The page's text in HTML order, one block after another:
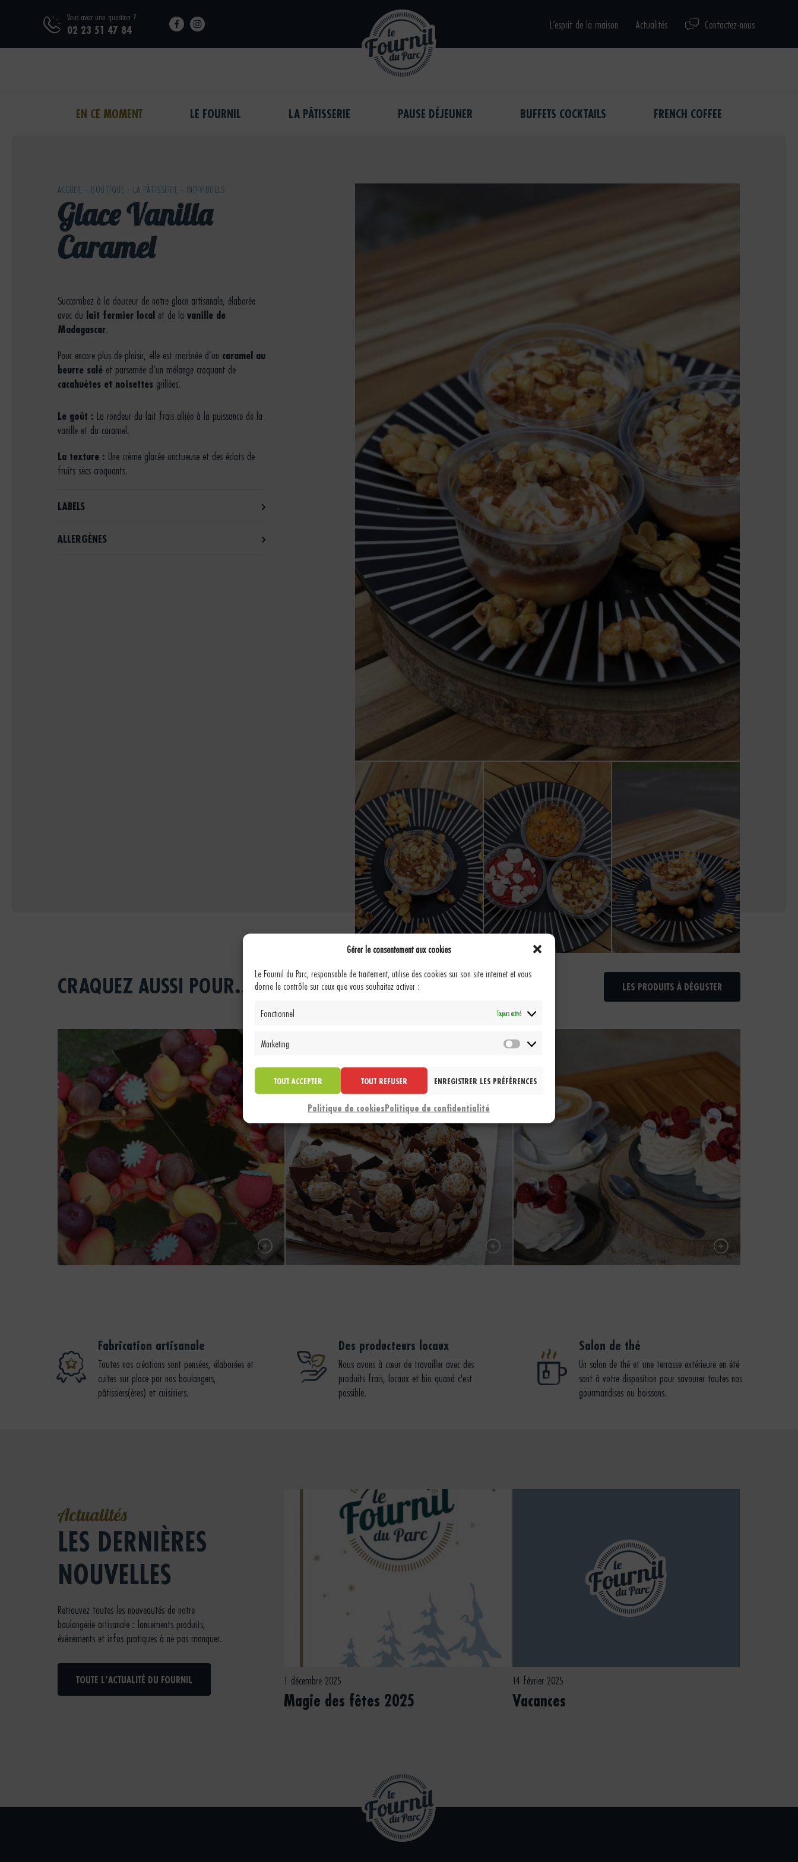
Gérer le consentement aux cookies
Le Fournil du Parc, responsable de traitement, utilise des cookies sur son site internet et vous
donne le contrôle sur ceux que vous souhaitez activer :
Fonctionnel
Toujours activé
Marketing Marketing
TOUT ACCEPTER TOUT REFUSER ENREGISTRER LES PRÉFÉRENCES
Politique de cookiesPolitique de confidentialité
Vous avez une question ?
02 23 51 47 84 L’esprit de la maison Actualités Contactez-nous
EN CE MOMENT LE FOURNIL LA PÂTISSERIE PAUSE DÉJEUNER BUFFETS COCKTAILS FRENCH COFFEE
ACCUEIL - BOUTIQUE - LA PÂTISSERIE - INDIVIDUELS
Glace Vanilla
Caramel
Succombez à la douceur de notre glace artisanale, élaborée
avec du lait fermier local et de la vanille de
Madagascar.
Pour encore plus de plaisir, elle est marbrée d’un caramel au
beurre salé et parsemée d’un mélange croquant de
cacahuètes et noisettes grillées.
Le goût : La rondeur du lait frais alliée à la puissance de la
vanille et du caramel.
La texture : Une crème glacée onctueuse et des éclats de
fruits secs croquants.
LABELS
ALLERGÈNES
CRAQUEZ AUSSI POUR... LES PRODUITS À DÉGUSTER
Fabrication artisanale
Toutes nos créations sont pensées, élaborées et
cuites sur place par nos boulangers,
pâtissiers(ères) et cuisiniers.
Des producteurs locaux
Nous avons à cœur de travailler avec des
produits frais, locaux et bio quand c'est
possible.
Salon de thé
Un salon de thé et une terrasse extérieure en été
sont à votre disposition pour savourer toutes nos
gourmandises ou boissons.
Actualités
LES DERNIÈRES
NOUVELLES
Retrouvez toutes les nouveautés de notre
boulangerie artisanale : lancements produits,
événements et infos pratiques à ne pas manquer.
TOUTE L’ACTUALITÉ DU FOURNIL 1 décembre 2025
Magie des fêtes 2025
14 février 2025
Vacances